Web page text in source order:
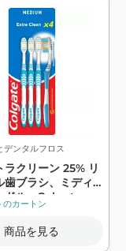
デンタルフロス
ラクリーン 25% リ
歯ブラシ、ミディ
ドル - Colgate
のカートン
商品を見る